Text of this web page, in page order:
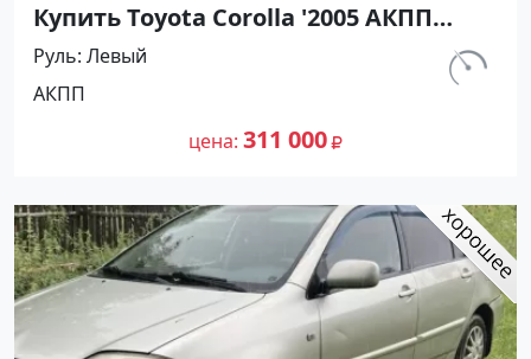
Купить Toyota Corolla '2005 АКПП
(1600/110 л.с.) Бензин инжектор
Кореновск цвет Серый Седан по
цене 311000 рублей, объявление
№27432 на сайте Авторынок23
км.
Руль Левый
АКПП
цена 311 000